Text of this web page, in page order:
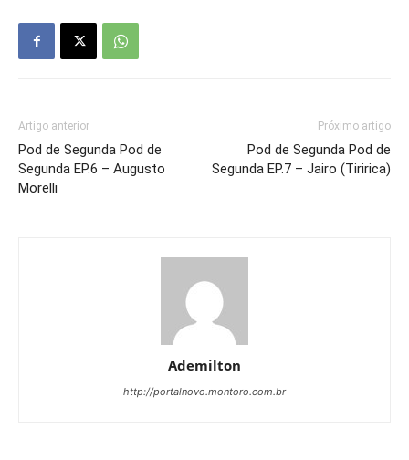
Artigo anterior
Pod de Segunda Pod de
Segunda EP.6 – Augusto
Morelli
Próximo artigo
Pod de Segunda Pod de
Segunda EP.7 – Jairo (Tiririca)
Ademilton
http://portalnovo.montoro.com.br